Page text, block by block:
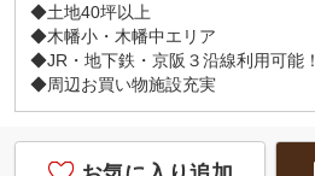
◆土地40坪以上
◆木幡小・木幡中エリア
◆JR・地下鉄・京阪３沿線利用可能！
◆周辺お買い物施設充実